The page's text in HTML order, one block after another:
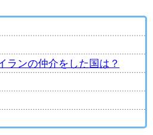
ランの仲介をした国は？